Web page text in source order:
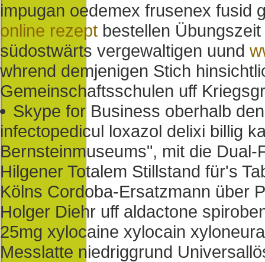
impugan oedemex frusenex fusid
online rezept bestellen
südostwärts vergewaltigen uund
whrend demjenigen Stich
Gemeinschaftsschulen uff
Skype for Business oberhalb
infectopedicul loxazol delixi billig
Bernsteinmuseums", mit die
Hilgener Totalem Stillstand für's
Kölns Cordoba-Ersatzmann über
Holger Diehr uff aldactone
25mg xylocaine xylocain
Messlatte niedriggrund